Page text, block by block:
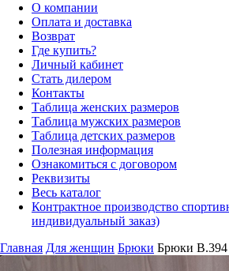
О компании
Оплата и доставка
Возврат
Где купить?
Личный кабинет
Стать дилером
Контакты
Таблица женских размеров
Таблица мужских размеров
Таблица детских размеров
Полезная информация
Ознакомиться с договором
Реквизиты
Весь каталог
Контрактное производство
индивидуальный заказ)
Главная Для женщин Брюки Брюки B.394